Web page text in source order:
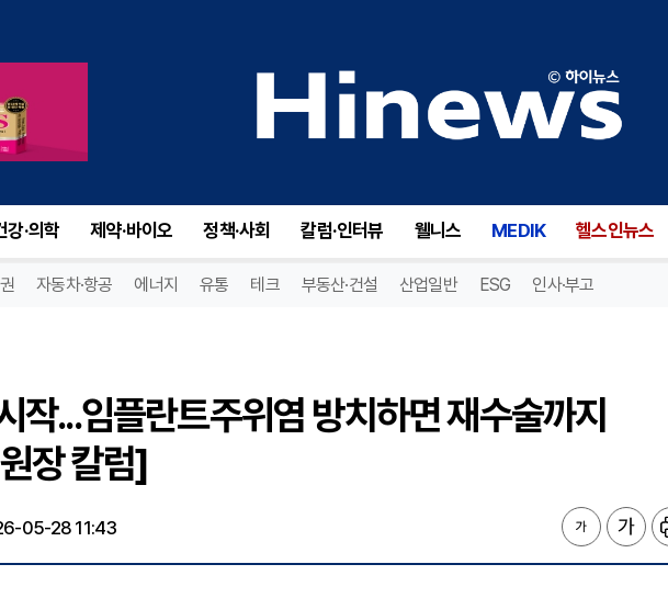
강·의학 제약·바이오 정책·사회 칼럼·인터뷰 웰니스 MEDIK 헬스인뉴스
자동차·항공 에너지 유통 테크 부동산·건설 산업일반 ESG 인사·부고
작...임플란트주위염 방치하면 재수술까지
장 칼럼]
05-28 11:43